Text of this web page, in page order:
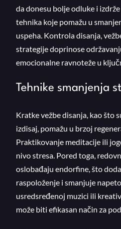
da donesu bolje odluke i
tehnika koje pomažu u
uspeha. Kontrola disanja,
strategije doprinose
emocionalne ravnoteže u
Tehnike smanjenja
Kratke vežbe disanja, kao što
izdisaj, pomažu u brzoj
Praktikovanje meditacije ili
nivo stresa. Pored toga,
oslobađaju endorfine, što
raspoloženje i smanjuje
usredsređenoj muzici ili
može biti efikasan način za